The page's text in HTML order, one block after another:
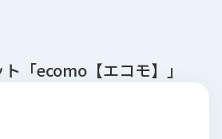
「ecomo【エコモ】」